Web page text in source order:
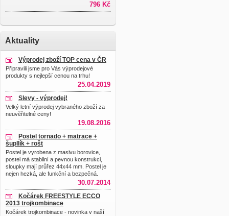
796 Kč
Aktuality
Výprodej zboží TOP cena v ČR
Připravili jsme pro Vás výprodejové
produkty s nejlepší cenou na trhu!
25.04.2019
Slevy - výprodej!
Velký letní výprodej vybraného zboží za
neuvěřitelné ceny!
19.08.2016
Postel tornado + matrace +
šupllík + rošt
Postel je vyrobena z masivu borovice,
postel má stabilní a pevnou konstrukci,
sloupky mají průřez 44x44 mm. Postel je
nejen hezká, ale funkční a bezpečná.
30.07.2014
Kočárek FREESTYLE ECCO
2013 trojkombinace
Kočárek trojkombinace - novinka v naší